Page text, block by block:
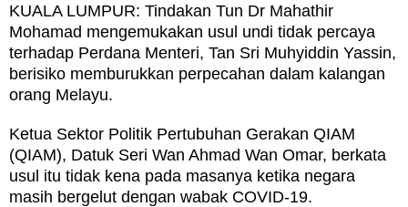
KUALA LUMPUR: Tindakan Tun Dr Mahathir
Mohamad mengemukakan usul undi tidak percaya
terhadap Perdana Menteri, Tan Sri Muhyiddin Yassin,
berisiko memburukkan perpecahan dalam kalangan
orang Melayu.
Ketua Sektor Politik Pertubuhan Gerakan QIAM
(QIAM), Datuk Seri Wan Ahmad Wan Omar, berkata
usul itu tidak kena pada masanya ketika negara
masih bergelut dengan wabak COVID-19.